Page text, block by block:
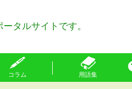
タルサイトです。
コラム 用語集